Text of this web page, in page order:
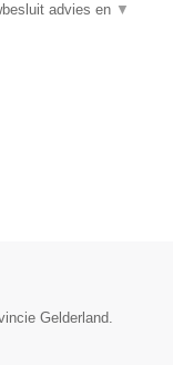
advies en ▼
Gelderland.